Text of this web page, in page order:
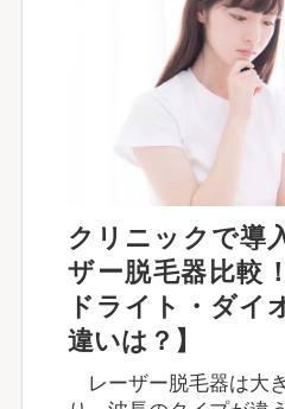
クリニックで導
ザー脱毛器比較
ドライト・ダイ
違いは？】
レーザー脱毛器は大